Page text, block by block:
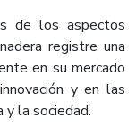
de los aspectos
registre una
en su mercado
y en las
la sociedad.